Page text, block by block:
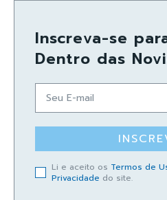
Inscreva-se
Dentro das
Li e aceito os Termos de
Privacidade do site.